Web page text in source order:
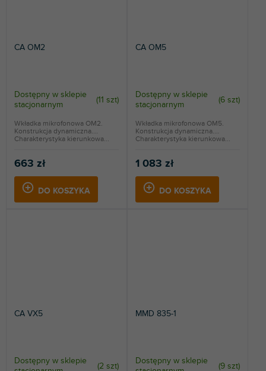
CA OM2
Dostępny w sklepie
stacjonarnym
(11 szt)
663 zł
DO KOSZYKA
Wkładka mikrofonowa OM2.
Konstrukcja dynamiczna.
Charakterystyka kierunkowa...
CA OM5
Dostępny w sklepie
stacjonarnym
(6 szt)
1 083 zł
DO KOSZYKA
Wkładka mikrofonowa OM5.
Konstrukcja dynamiczna.
Charakterystyka kierunkowa...
CA VX5
Dostępny w sklepie
(2 szt)
MMD 835-1
Dostępny w sklepie
(9 szt)